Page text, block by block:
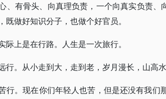
、有骨头、向真理负责，一个向真实负责、
既做好知识分子，也做个好官员。
际上是在行路。人生是一次旅行。
行。从小走到大，走到老，岁月漫长，山高水
行。现在你们年轻人也苦，但是还没有我们